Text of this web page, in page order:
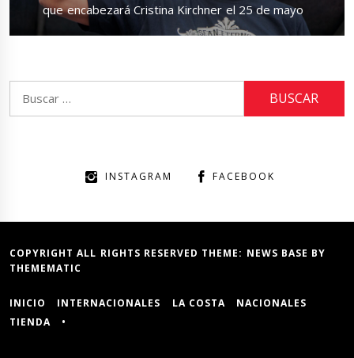
que encabezará Cristina Kirchner el 25 de mayo
INSTAGRAM FACEBOOK
COPYRIGHT ALL RIGHTS RESERVED THEME: NEWS BASE BY
THEMEMATIC
INICIO INTERNACIONALES LA COSTA
NACIONALES
TIENDA
•